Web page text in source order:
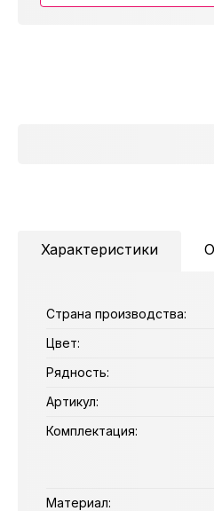
Характеристики
Страна производства:
Цвет:
Рядность:
Артикул:
Комплектация:
Материал: